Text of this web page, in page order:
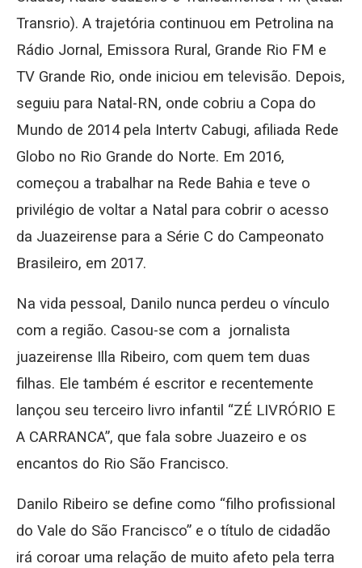
Transrio). A trajetória continuou em Petrolina na
Rádio Jornal, Emissora Rural, Grande Rio FM e
TV Grande Rio, onde iniciou em televisão. Depois,
seguiu para Natal-RN, onde cobriu a Copa do
Mundo de 2014 pela Intertv Cabugi, afiliada Rede
Globo no Rio Grande do Norte. Em 2016,
começou a trabalhar na Rede Bahia e teve o
privilégio de voltar a Natal para cobrir o acesso
da Juazeirense para a Série C do Campeonato
Brasileiro, em 2017.
Na vida pessoal, Danilo nunca perdeu o vínculo
com a região. Casou-se com a jornalista
juazeirense Illa Ribeiro, com quem tem duas
filhas. Ele também é escritor e recentemente
lançou seu terceiro livro infantil “ZÉ LIVRÓRIO E
A CARRANCA”, que fala sobre Juazeiro e os
encantos do Rio São Francisco.
Danilo Ribeiro se define como “filho profissional
do Vale do São Francisco” e o título de cidadão
irá coroar uma relação de muito afeto pela terra